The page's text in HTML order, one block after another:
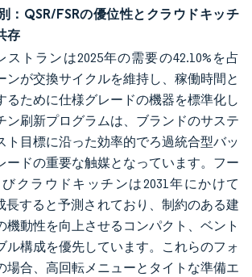
：QSR/FSRの優位性とクラウドキッチ
存
ストランは2025年の需要の42.10%を占
ンが交換サイクルを維持し、稼働時間と
るために仕様グレードの機器を標準化し
ン刷新プログラムは、ブランドのサステ
ト目標に沿った効率的でろ過統合型バッ
ードの重要な触媒となっています。フー
クラウドキッチンは2031年にかけて
長すると予測されており、制約のある建
機動性を向上させるコンパクト、ベント
ル構成を優先しています。これらのフォ
場合、高回転メニューとタイトな準備エ